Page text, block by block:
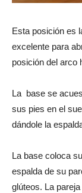
Esta posición es
excelente para
posición del arco
La base se
sus pies en el
dándole la
La base coloca
espalda de su
glúteos. La